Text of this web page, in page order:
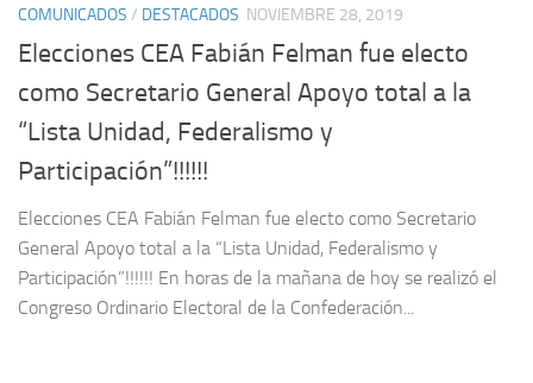
COMUNICADOS / DESTACADOS NOVIEMBRE 28, 2019
Elecciones CEA Fabián Felman fue electo
como Secretario General Apoyo total a la
“Lista Unidad, Federalismo y
Participación”!!!!!!
Elecciones CEA Fabián Felman fue electo como Secretario
General Apoyo total a la “Lista Unidad, Federalismo y
Participación”!!!!!! En horas de la mañana de hoy se realizó el
Congreso Ordinario Electoral de la Confederación...